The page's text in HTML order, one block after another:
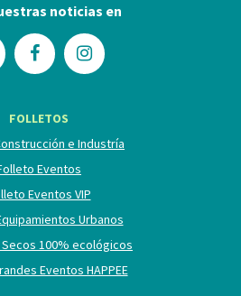
noticias en
FOLLETOS
e Industría
Eventos
Eventos VIP
Urbanos
100% ecológicos
Eventos HAPPEE